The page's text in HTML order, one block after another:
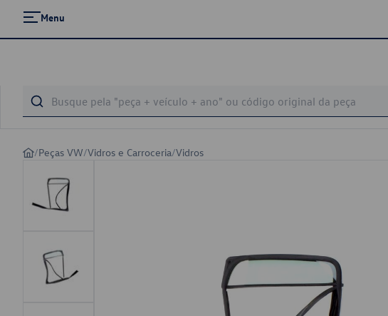
Menu
/Peças VW/Vidros e Carroceria/Vidros